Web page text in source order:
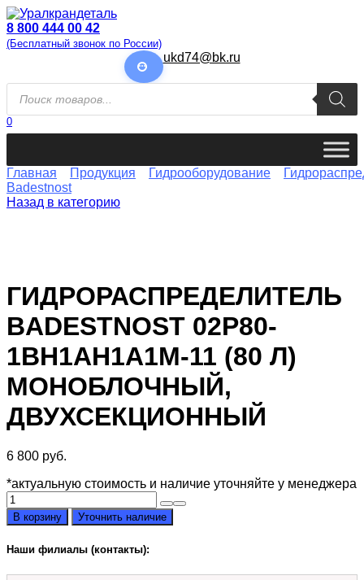
Перейти
к
содержанию
8 800 444 00 42
(Бесплатный звонок по России)
ukd74@bk.ru
Поиск
товаров
0
Главная Продукция Гидрооборудование
Badestnost
Назад в категорию
ГИДРОРАСПРЕДЕЛИТЕЛЬ
BADESTNOST 02Р80-
1ВН1АН1А1М-11 (80 Л)
МОНОБЛОЧНЫЙ,
ДВУХСЕКЦИОННЫЙ
6 800 руб.
*актуальную стоимость и наличие уточняйте у менеджера
Количество
товара
Гидрораспределитель
Badestnost
02Р80-
1Вн1Ан1А1м-11
В корзину Уточнить наличие
Наши филиалы (контакты):